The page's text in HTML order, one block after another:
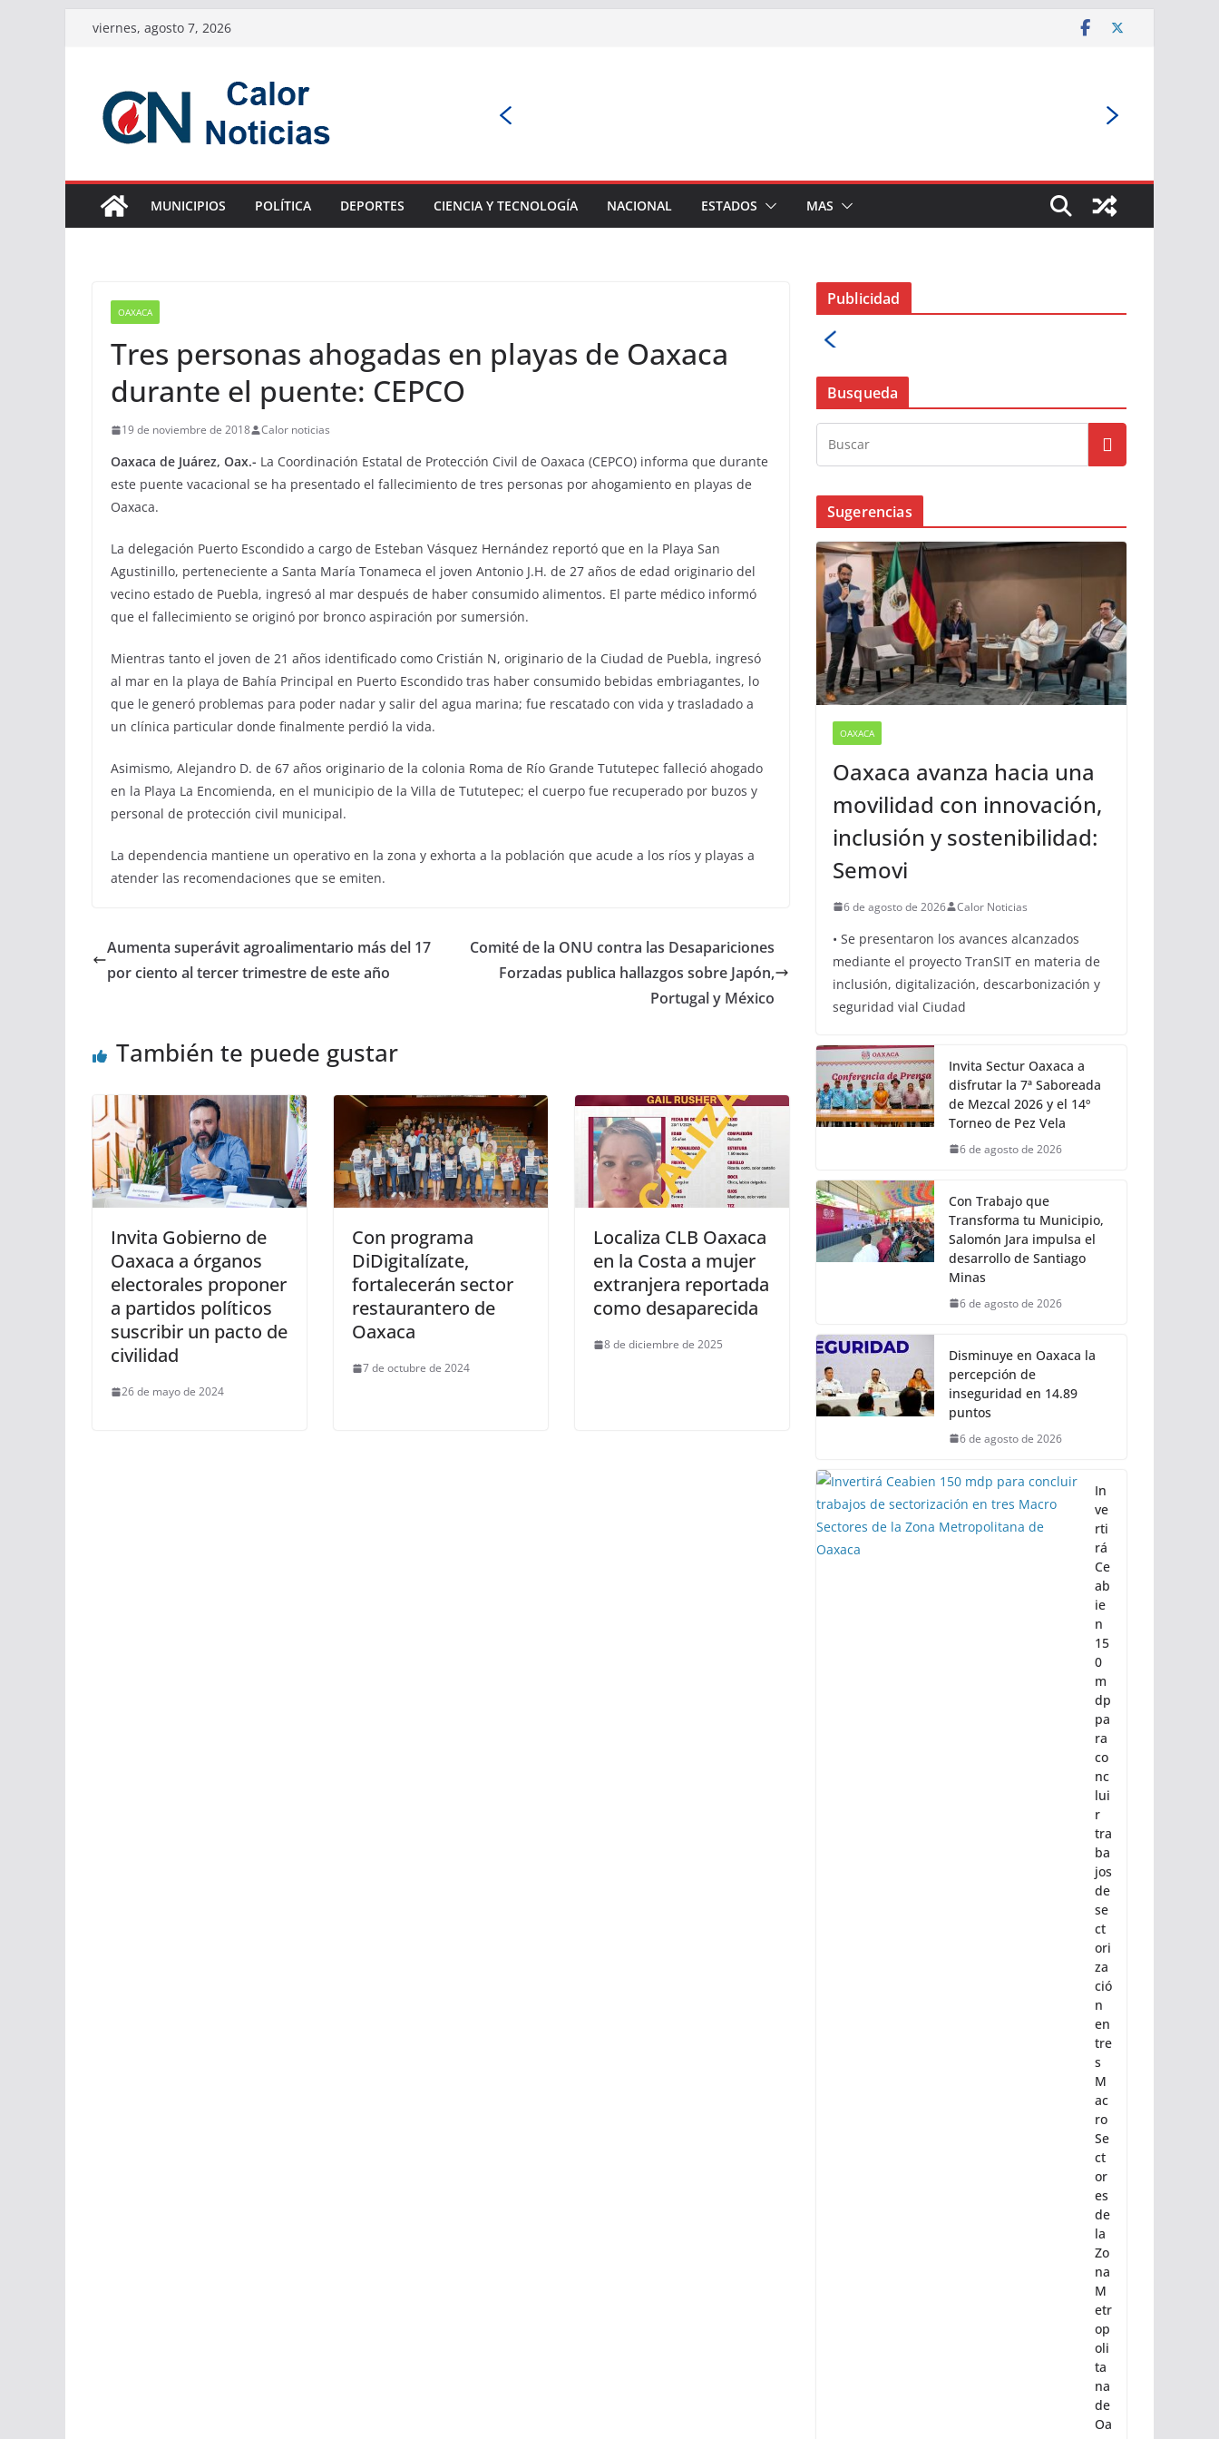
Saltarviernes, agosto 7, 2026
MUNICIPIOS POLÍTICA DEPORTES CIENCIA Y TECNOLOGÍA NACIONAL ESTADOS MAS
OAXACA
Tres personas ahogadas en playas de Oaxaca
durante el puente: CEPCO
19 de noviembre de 2018 Calor noticias
Oaxaca de Juárez, Oax.- La Coordinación Estatal de Protección Civil de Oaxaca (CEPCO) informa que durante
este puente vacacional se ha presentado el fallecimiento de tres personas por ahogamiento en playas de
Oaxaca.
La delegación Puerto Escondido a cargo de Esteban Vásquez Hernández reportó que en la Playa San
Agustinillo, perteneciente a Santa María Tonameca el joven Antonio J.H. de 27 años de edad originario del
vecino estado de Puebla, ingresó al mar después de haber consumido alimentos. El parte médico informó
que el fallecimiento se originó por bronco aspiración por sumersión.
Mientras tanto el joven de 21 años identificado como Cristián N, originario de la Ciudad de Puebla, ingresó
al mar en la playa de Bahía Principal en Puerto Escondido tras haber consumido bebidas embriagantes, lo
que le generó problemas para poder nadar y salir del agua marina; fue rescatado con vida y trasladado a
un clínica particular donde finalmente perdió la vida.
Asimismo, Alejandro D. de 67 años originario de la colonia Roma de Río Grande Tututepec falleció ahogado
en la Playa La Encomienda, en el municipio de la Villa de Tututepec; el cuerpo fue recuperado por buzos y
personal de protección civil municipal.
La dependencia mantiene un operativo en la zona y exhorta a la población que acude a los ríos y playas a
atender las recomendaciones que se emiten.
Aumenta superávit agroalimentario más del 17
por ciento al tercer trimestre de este año
Comité de la ONU contra las Desapariciones
Forzadas publica hallazgos sobre Japón,
Portugal y México
También te puede gustar
Invita Gobierno de
Oaxaca a órganos
electorales proponer
a partidos políticos
suscribir un pacto de
civilidad
26 de mayo de 2024
Con programa
DiDigitalízate,
fortalecerán sector
restaurantero de
Oaxaca
7 de octubre de 2024
Localiza CLB Oaxaca
en la Costa a mujer
extranjera reportada
como desaparecida
8 de diciembre de 2025
Publicidad
Busqueda
Sugerencias
OAXACA
Oaxaca avanza hacia una
movilidad con innovación,
inclusión y sostenibilidad:
Semovi
6 de agosto de 2026 Calor Noticias
• Se presentaron los avances alcanzados
mediante el proyecto TranSIT en materia de
inclusión, digitalización, descarbonización y
seguridad vial Ciudad
Invita Sectur Oaxaca a
disfrutar la 7ª Saboreada
de Mezcal 2026 y el 14º
Torneo de Pez Vela
6 de agosto de 2026
Con Trabajo que
Transforma tu Municipio,
Salomón Jara impulsa el
desarrollo de Santiago
Minas
6 de agosto de 2026
Disminuye en Oaxaca la
percepción de
inseguridad en 14.89
puntos
6 de agosto de 2026
In
ve
rti
rá
Ce
ab
ie
n
15
0
m
dp
pa
ra
co
nc
lui
r
tra
ba
jos
de
se
ct
ori
za
ció
n
en
tre
s
M
ac
ro
Se
ct
or
es
de
la
Zo
na
M
etr
op
oli
ta
na
de
Oa